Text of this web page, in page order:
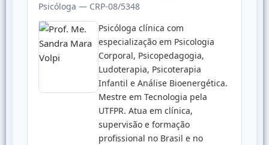
Psicóloga — CRP-08/5348
Psicóloga clínica com
especialização em Psicologia
Corporal, Psicopedagogia,
Ludoterapia, Psicoterapia
Infantil e Análise Bioenergética.
Mestre em Tecnologia pela
UTFPR. Atua em clínica,
supervisão e formação
profissional no Brasil e no